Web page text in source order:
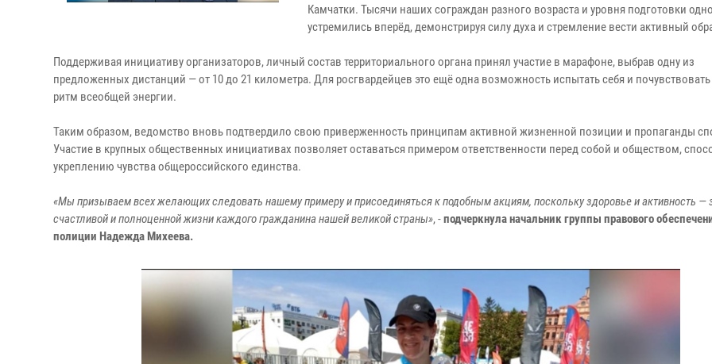
Камчатки. Тысячи наших сограждан разного возраста и уровня подготовки
устремились вперёд, демонстрируя силу духа и стремление вести активный
Поддерживая инициативу организаторов, личный состав территориального органа принял участие в марафоне, выбрав одну из
предложенных дистанций — от 10 до 21 километра. Для росгвардейцев это ещё одна возможность испытать себя и
ритм всеобщей энергии.
Таким образом, ведомство вновь подтвердило свою приверженность принципам активной жизненной позиции и пропаганды
Участие в крупных общественных инициативах позволяет оставаться примером ответственности перед собой и обществом,
укреплению чувства общероссийского единства.
«Мы призываем всех желающих следовать нашему примеру и присоединяться к подобным акциям, поскольку здоровье и активность —
счастливой и полноценной жизни каждого гражданина нашей великой страны», -подчеркнула начальник группы правового
полиции Надежда Михеева.